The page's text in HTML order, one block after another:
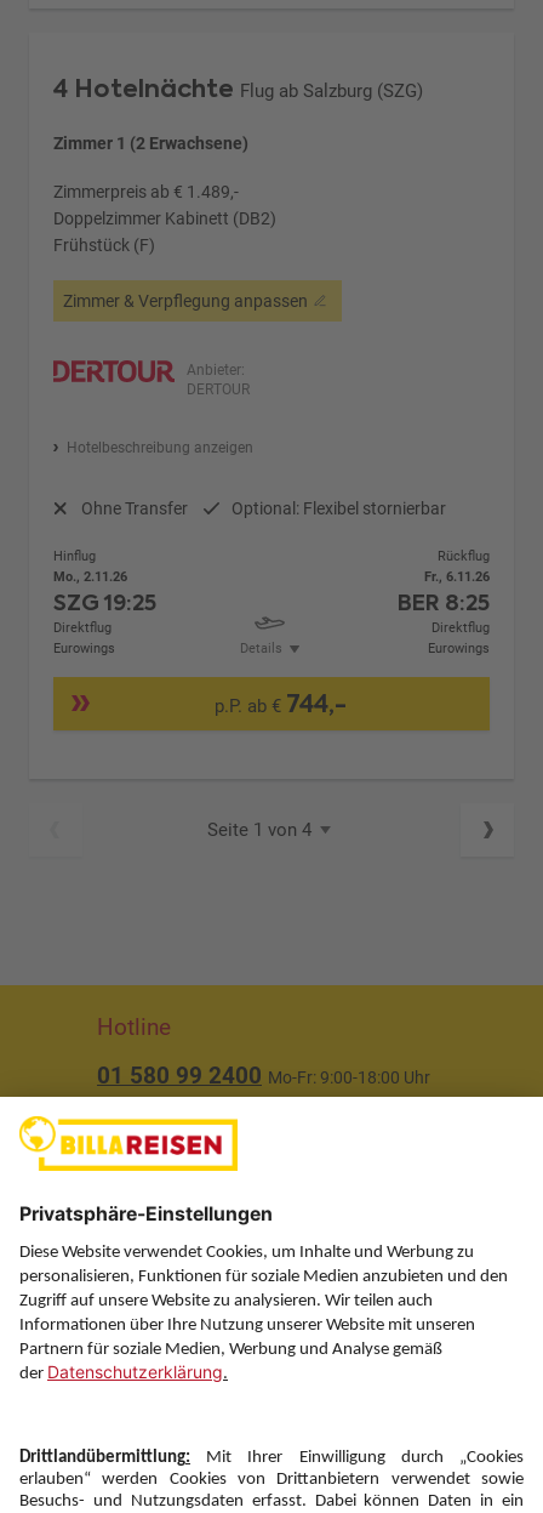
4 Hotelnächte Flug ab Salzburg (SZG)
Zimmer 1 (2 Erwachsene)
Zimmerpreis ab € 1.489,-
Doppelzimmer Kabinett (DB2)
Frühstück (F)
Zimmer & Verpflegung anpassen
Anbieter:
DERTOUR
Hotelbeschreibung anzeigen
Ohne Transfer Optional: Flexibel stornierbar
Hinflug
Mo., 2.11.26
SZG19:25
Direktflug
Eurowings
Details
Rückflug
Fr., 6.11.26
BER 8:25
Direktflug
Eurowings
p.P. ab € 744,-
Seite 1 von 4
Hotline
01 580 99 2400 Mo-Fr: 9:00-18:00 Uhr
Über uns
Service
Information
Folgen Sie uns auf
Newsletter: